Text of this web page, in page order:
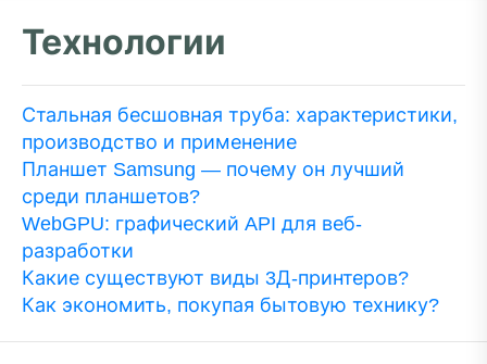
Технологии
Стальная бесшовная труба: характеристики,
производство и применение
Планшет Samsung — почему он лучший
среди планшетов?
WebGPU: графический API для веб-
разработки
Какие существуют виды 3Д-принтеров?
Как экономить, покупая бытовую технику?